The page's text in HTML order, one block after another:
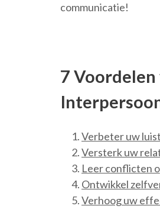
communicatie!
7
Verbeter uw
Versterk uw
Leer conflicten
Ontwikkel
Verhoog uw